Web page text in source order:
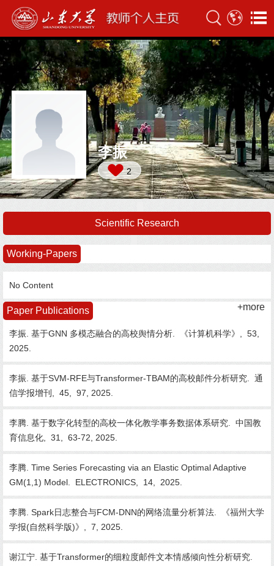
李振
2
Scientific Research
Working-Papers
No Content
Paper Publications +more
李振. 基于GNN 多模态融合的高校舆情分析. 《计算机科学》,
53,
2025.
李振. 基于SVM-RFE与Transformer-TBAM的高校邮件分析研究.
通
信学报增刊,
45, 97, 2025.
李腾. 基于数字化转型的高校一体化教学事务数据体系研究.
中国教
育信息化,
31, 63-72, 2025.
李腾. Time Series Forecasting via an Elastic Optimal Adaptive
GM(1,1) Model.
ELECTRONICS, 14, 2025.
李腾. Spark日志整合与FCM-DNN的网络流量分析算法.
《福州大学
学报(自然科学版)》,
7, 2025.
谢江宁. 基于Transformer的细粒度邮件文本情感倾向性分析研究.